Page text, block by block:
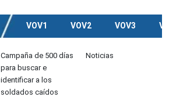
VOV1 VOV2 VOV3
Campaña de 500 días
para buscar e
identificar a los
soldados caídos
Noticias